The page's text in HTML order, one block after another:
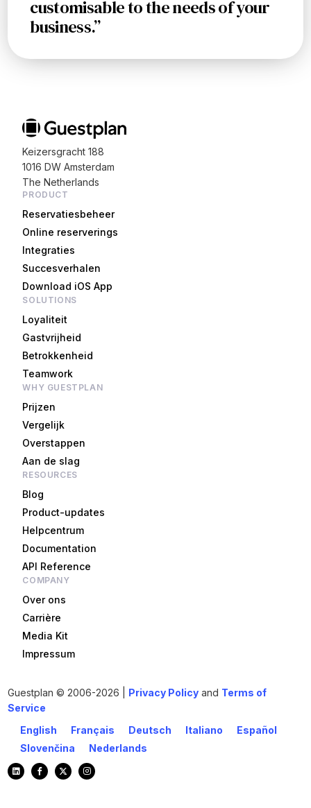
customisable to the needs of your
business.”
Keizersgracht 188
1016 DW Amsterdam
The Netherlands
PRODUCT
Reservatiesbeheer
Online reserverings
Integraties
Succesverhalen
Download iOS App
SOLUTIONS
Loyaliteit
Gastvrijheid
Betrokkenheid
Teamwork
WHY GUESTPLAN
Prijzen
Vergelijk
Overstappen
Aan de slag
RESOURCES
Blog
Product-updates
Helpcentrum
Documentation
API Reference
COMPANY
Over ons
Carrière
Media Kit
Impressum
Guestplan © 2006-2026 | Privacy Policy and Terms of
Service
English
Français Deutsch Italiano
Español
Slovenčina
Nederlands